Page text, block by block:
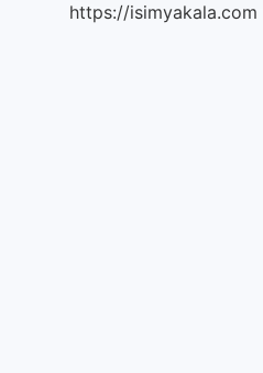
https://isimyakala.com